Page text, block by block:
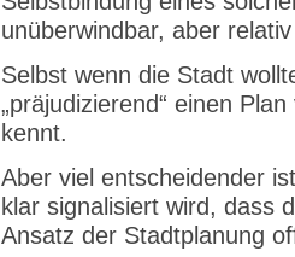
unüberwindbar, aber
Selbst wenn die Stadt
„präjudizierend“ einen
kennt.
Aber viel entscheidender
klar signalisiert wird, dass
Ansatz der Stadtplanung